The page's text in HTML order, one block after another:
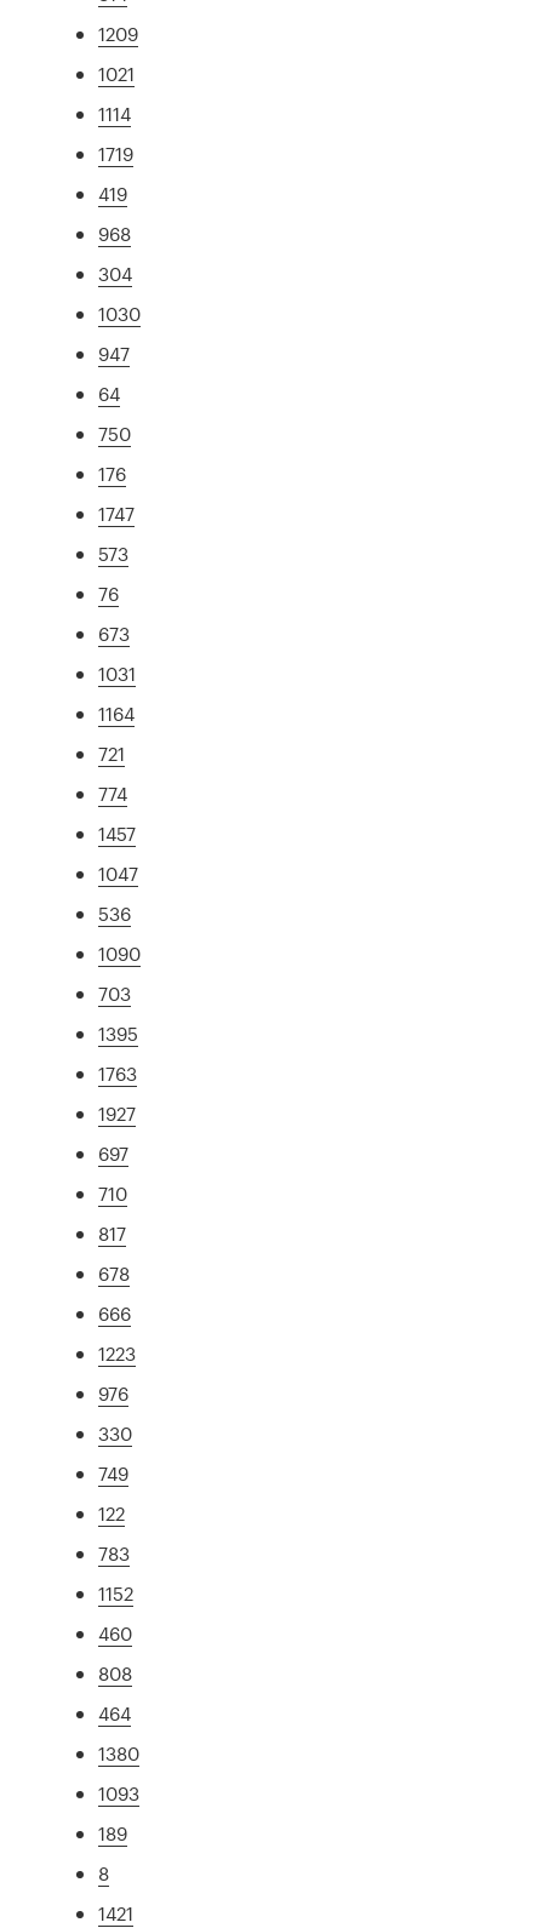
1209
1021
1114
1719
419
968
304
1030
947
64
750
176
1747
573
76
673
1031
1164
721
774
1457
1047
536
1090
703
1395
1763
1927
697
710
817
678
666
1223
976
330
749
122
783
1152
460
808
464
1380
1093
189
8
1421